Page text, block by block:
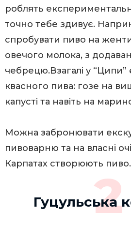
роблять
точно тебе здивує.
спробувати пиво на
овечого молока, з
чебрецю.Взагалі у “Ципи”
квасного пива: гозе на
капусті та навіть на
Можна забронювати
пивоварню та на власні
Карпатах створюють пиво.
2
Гуцульська